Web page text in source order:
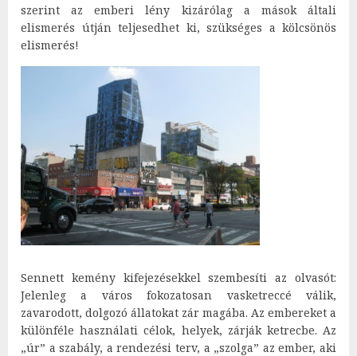
szerint az emberi lény kizárólag a mások általi
elismerés útján teljesedhet ki, szükséges a kölcsönös
elismerés!
Sennett kemény kifejezésekkel szembesíti az olvasót:
Jelenleg a város fokozatosan vasketreccé válik,
zavarodott, dolgozó állatokat zár magába. Az embereket a
különféle használati célok, helyek, zárják ketrecbe. Az
„úr” a szabály, a rendezési terv, a „szolga” az ember, aki